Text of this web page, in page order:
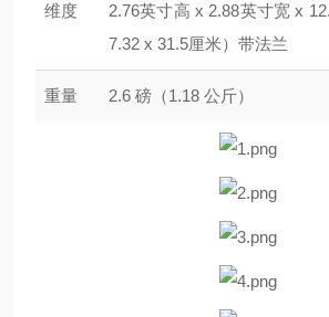
维度
2.76英寸高 x 2.88英寸宽 x
7.32 x 31.5厘米）带法兰
重量 2.6 磅（1.18 公斤）